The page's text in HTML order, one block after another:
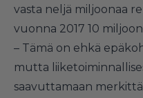
vasta neljä miljoonaa
vuonna 2017 10
– Tämä on ehkä
mutta
saavuttamaan